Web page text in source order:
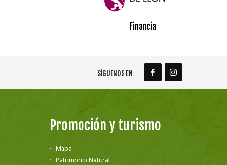
Financia
SÍGUENOS EN
Promoción y turismo
Mapa
Patrimonio Natural